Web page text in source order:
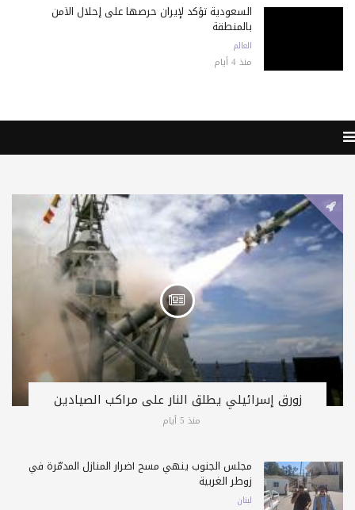
السعودية تؤكد لإيران حرصها على إحلال الأمن
بالمنطقة
العالم
منذ 4 أيام
زورق إسرائيلي يطلق النار على مراكب الصيادين
منذ 5 أيام
مجلس الجنوب ينهي مسح أضرار المنازل المدمّرة في
زوطر الغربية
لبنان